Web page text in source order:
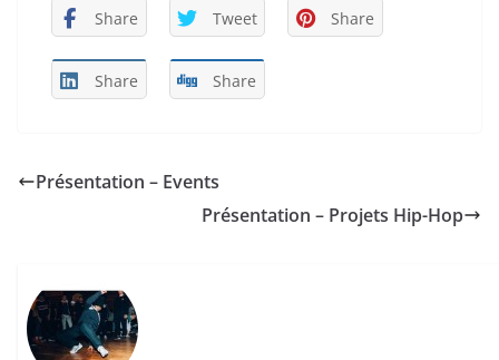
Share Tweet Share
Share Share
Présentation – Events
Présentation – Projets Hip-Hop